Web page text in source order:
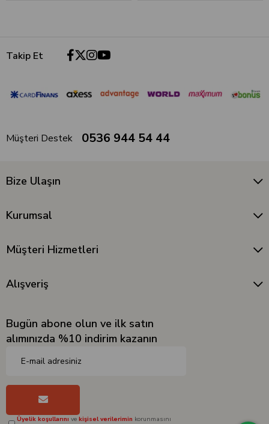
Takip Et
Müşteri Destek 0536 944 54 44
Bize Ulaşın
Kurumsal
Müşteri Hizmetleri
Alışveriş
Bugün abone olun ve ilk satın
alımınızda %10 indirim kazanın
Üyelik koşullarını ve kişisel verilerimin korunmasını